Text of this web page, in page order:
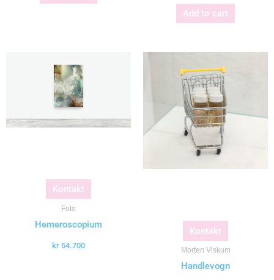
Add to cart
Kontakt
Foto
Hemeroscopium
kr 54.700
Kontakt
Morten Viskum
Handlevogn